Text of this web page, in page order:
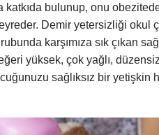
bulunup, onu
Demir yetersizliği okul
karşımıza sık çıkan
yüksek, çok yağlı,
sağlıksız bir yetişkin